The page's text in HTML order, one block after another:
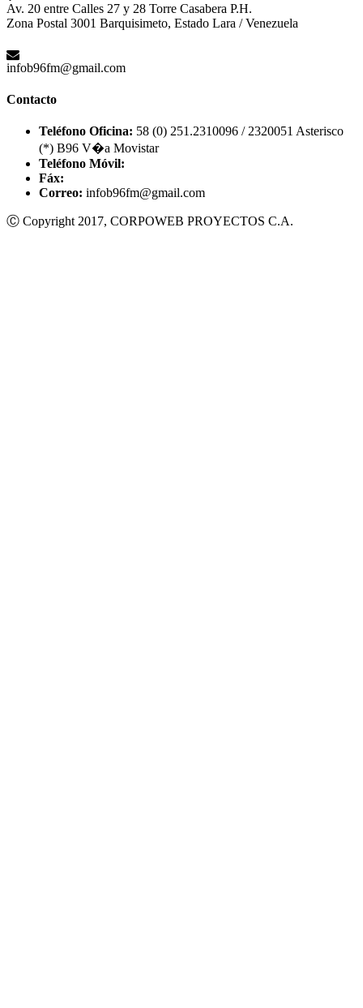
Av. 20 entre Calles 27 y 28 Torre Casabera P.H.
Zona Postal 3001 Barquisimeto, Estado Lara / Venezuela
infob96fm@gmail.com
Contacto
Teléfono Oficina: 58 (0) 251.2310096 / 2320051 Asterisco
(*) B96 V�a Movistar
Teléfono Móvil:
Fáx:
Correo: infob96fm@gmail.com
Ⓒ Copyright 2017, CORPOWEB PROYECTOS C.A.